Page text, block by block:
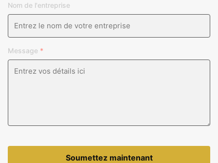
Nom de l'entreprise
Message *
Soumettez maintenant